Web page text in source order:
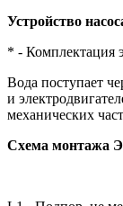
Устройство
* - Комплектация
Вода поступает
и
механических
Схема монтажа